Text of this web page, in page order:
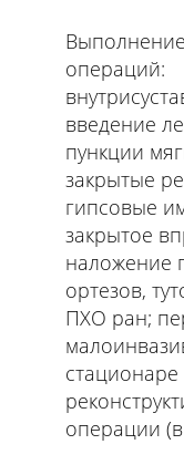
операций:
введение
пункции
закрытые
гипсовые
закрытое
наложение
ортезов,
ПХО ран;
операции (в